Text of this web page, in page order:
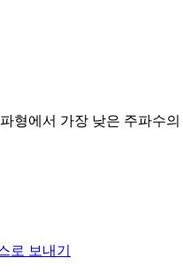
형에서 가장 낮은 주파수